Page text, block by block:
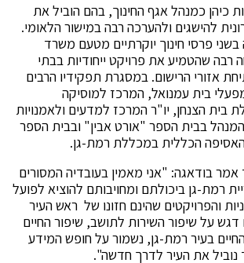
כיהן כמנהל אגף החינוך, בהם הוביל את
להישגים ולהערכה רבה במישור הלאומי.
פרסי חינוך יוקרתיים מטעם משרד
רבה שהטמיע את פרויקט ייחודיות בבתי
אזורי הרישום. במסגרת תפקידיו הרבים
בית עמנואל, המרכז למוסיקה
בית הצנחן, יו"ר המרכז למדעים ולאמנויות
בבית הספר "אורט אבין" ובבית הספר
הכללית במכללת רמת-גן.
בודאגה: "אני מאמין בעובדיה המסורים
רמת-גן ביכולתם ומחויבותם להוציא לפועל
והפרויקטים שהינם חזונו של ראש העיר
על שיפור השירות לתושב, שיפור החיים
בעיר רמת-גן, נשמור על חופש המידע
נוביל את העיר לדרך חדשה".